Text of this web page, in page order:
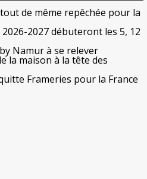
de même repêchée pour la
2027 débuteront les 5, 12
Namur à se relever
la maison à la tête des
Frameries pour la France